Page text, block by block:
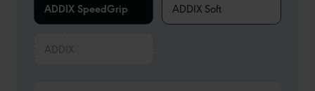
ADDIX SpeedGrip
ADDIX Soft
ADDIX